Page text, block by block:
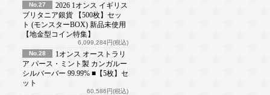
No.27
2026 1オンス イギリス
ブリタニア銀貨 【500枚】セッ
ト (モンスターBOX) 新品未使用
【地金型コイン特集】
6,099,284円(税込)
No.28
1オンス オーストラリ
ア パース・ミント製 カンガルー
シルバーバー 99.99% ■【5枚】セ
ット
60,586円(税込)